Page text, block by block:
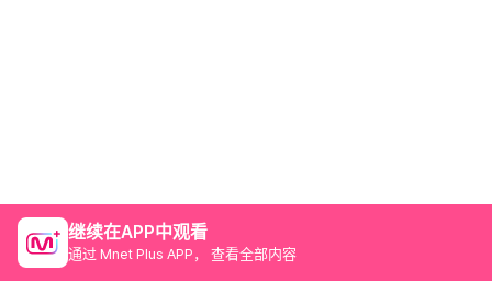
继续在APP中观看
通过 Mnet Plus APP， 查看全部内容